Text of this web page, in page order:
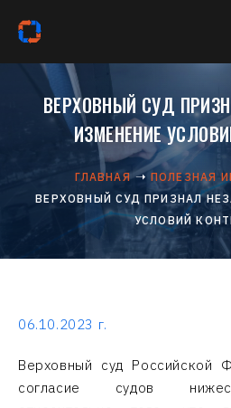
ВЕРХОВНЫЙ СУД
ИЗМЕНЕНИЕ
ГЛАВНАЯ
ПОЛЕЗНАЯ
ВЕРХОВНЫЙ СУД ПРИЗНАЛ
УСЛОВИЙ
06.10.2023 г.
Верховный суд Российской
согласие судов